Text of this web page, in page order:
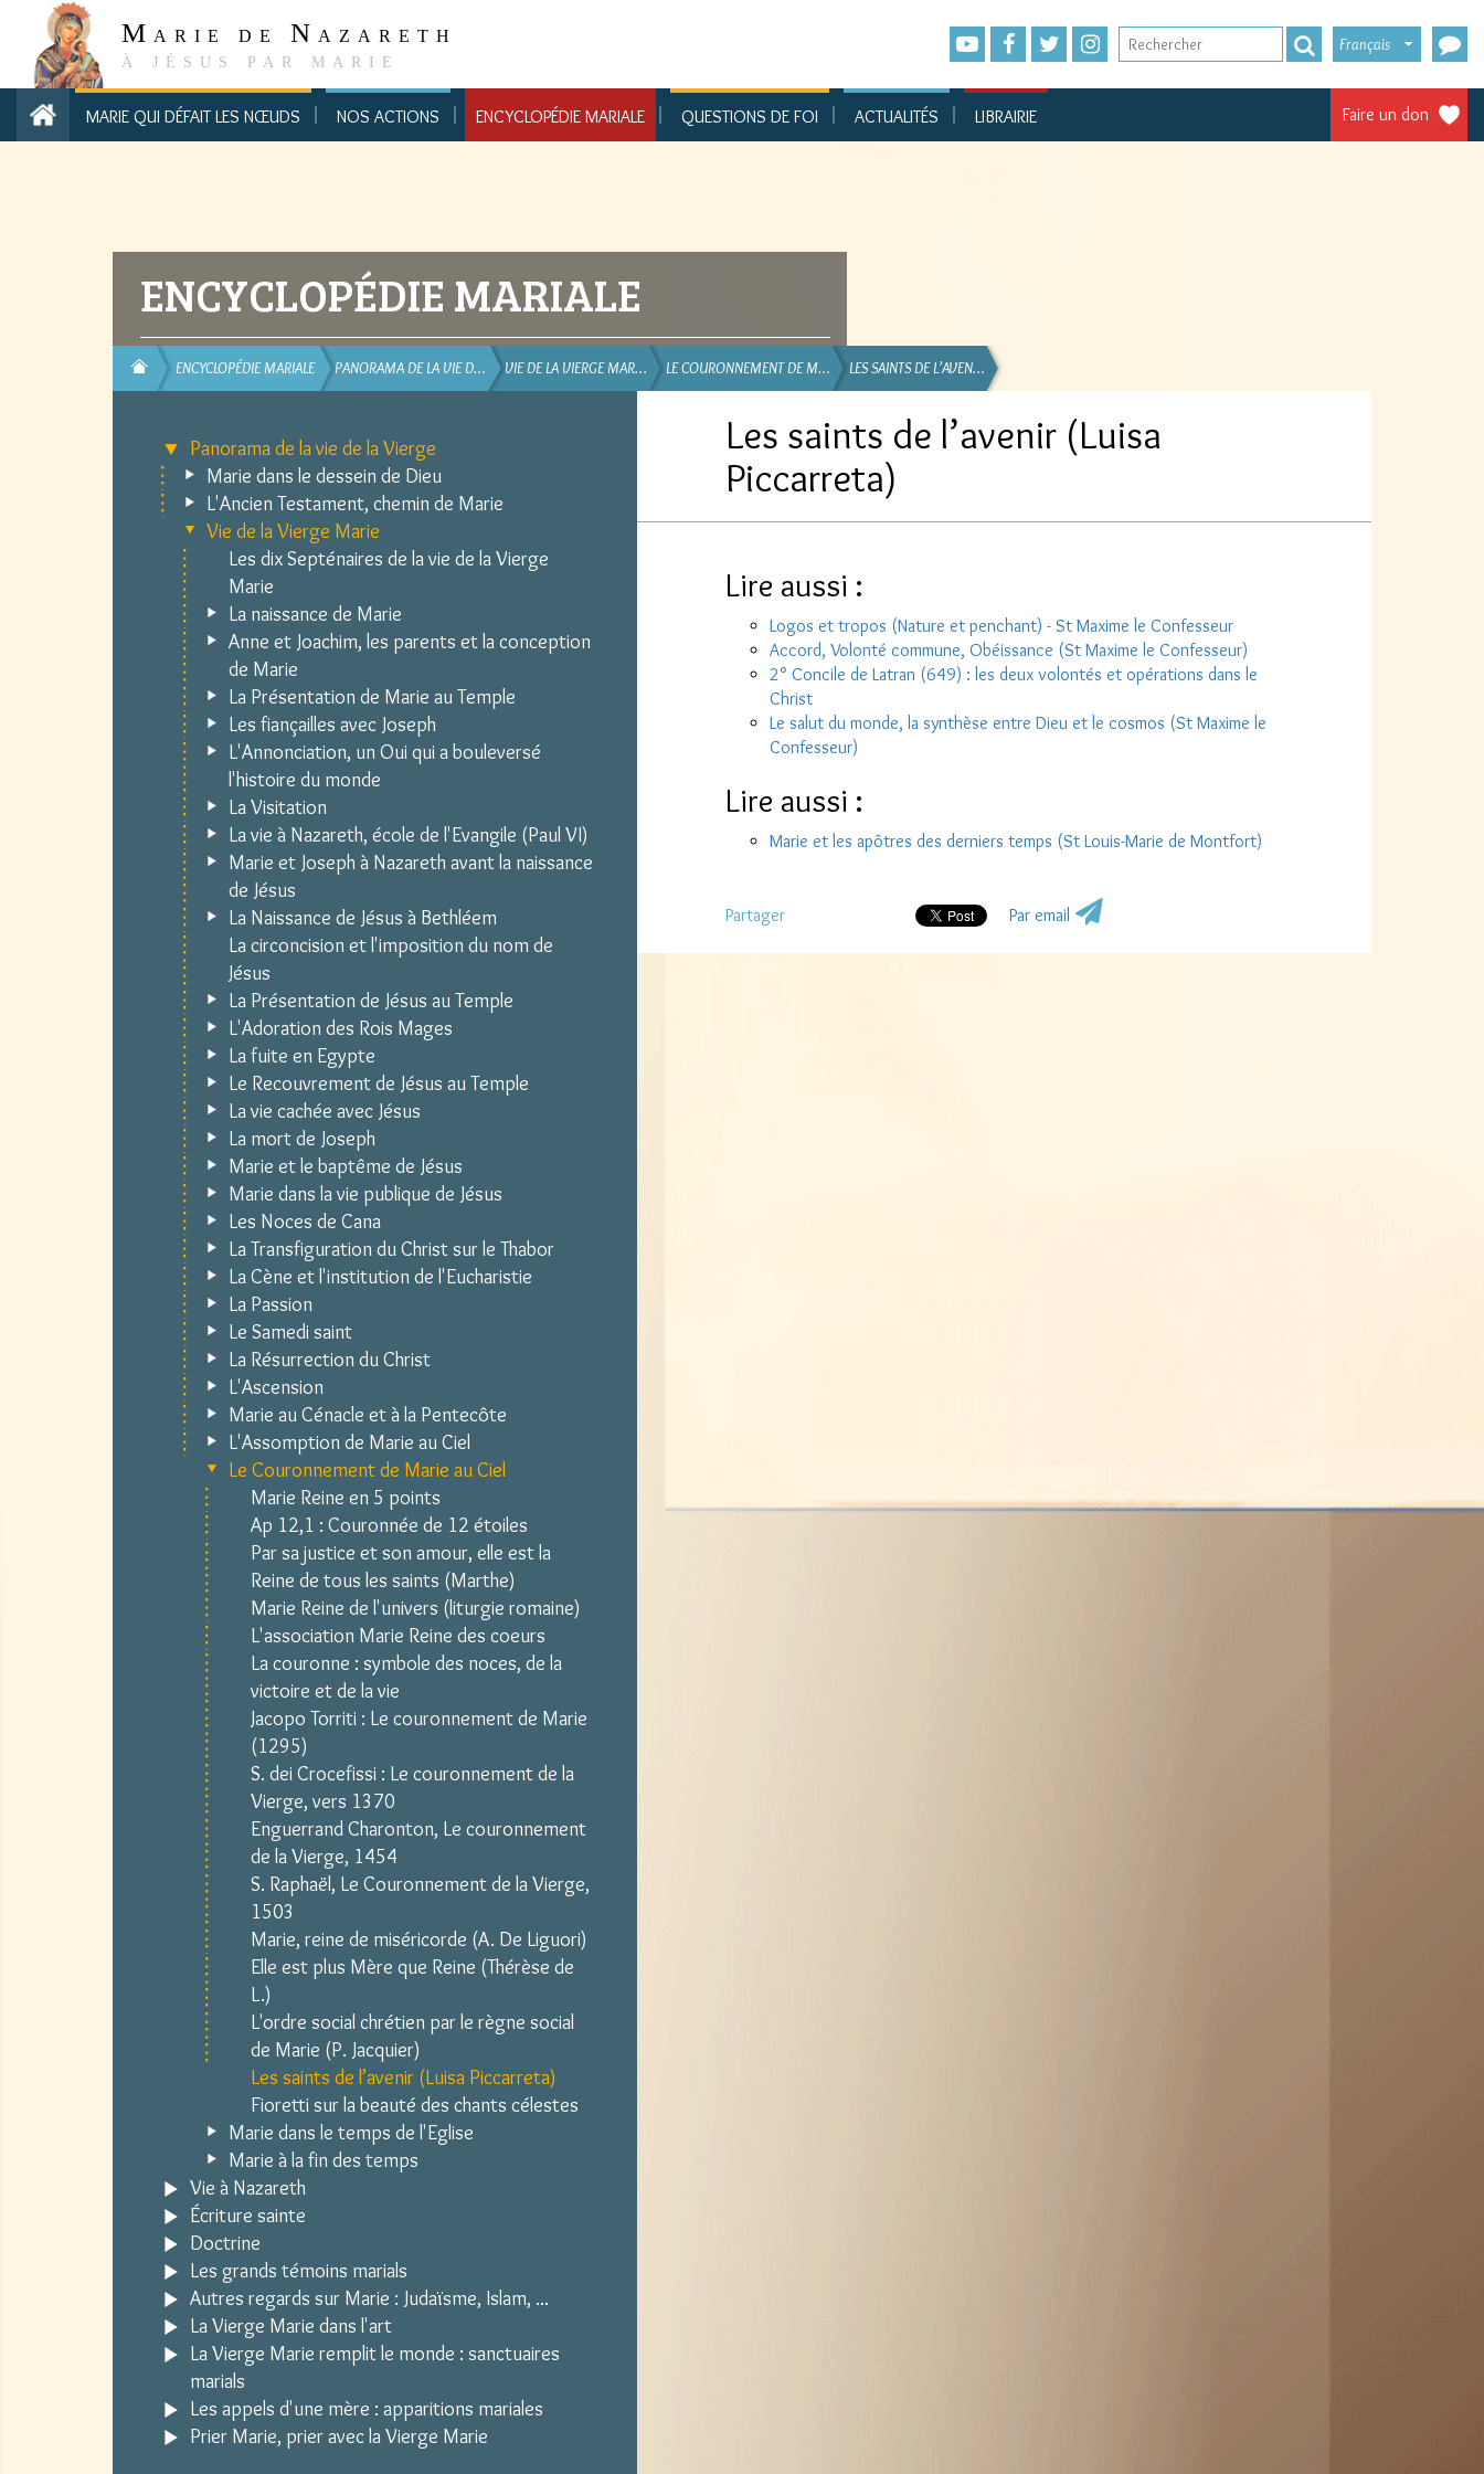
M ARIE DE N AZARETH
À JÉSUS PAR MARIE
Français
Faire un don
MARIE QUI DÉFAIT LES NŒUDS NOS ACTIONS ENCYCLOPÉDIE MARIALE QUESTIONS DE FOI ACTUALITÉS LIBRAIRIE
ENCYCLOPÉDIE MARIALE
ENCYCLOPÉDIE MARIALE PANORAMA DE LA VIE D… VIE DE LA VIERGE MAR… LE COURONNEMENT DE M… LES SAINTS DE L’AVEN…
Panorama de la vie de la Vierge
Marie dans le dessein de Dieu
L'Ancien Testament, chemin de Marie
Vie de la Vierge Marie
Les dix Septénaires de la vie de la Vierge
Marie
La naissance de Marie
Anne et Joachim, les parents et la conception
de Marie
La Présentation de Marie au Temple
Les fiançailles avec Joseph
L'Annonciation, un Oui qui a bouleversé
l'histoire du monde
La Visitation
La vie à Nazareth, école de l'Evangile (Paul VI)
Marie et Joseph à Nazareth avant la naissance
de Jésus
La Naissance de Jésus à Bethléem
La circoncision et l'imposition du nom de
Jésus
La Présentation de Jésus au Temple
L'Adoration des Rois Mages
La fuite en Egypte
Le Recouvrement de Jésus au Temple
La vie cachée avec Jésus
La mort de Joseph
Marie et le baptême de Jésus
Marie dans la vie publique de Jésus
Les Noces de Cana
La Transfiguration du Christ sur le Thabor
La Cène et l'institution de l'Eucharistie
La Passion
Le Samedi saint
La Résurrection du Christ
L'Ascension
Marie au Cénacle et à la Pentecôte
L'Assomption de Marie au Ciel
Le Couronnement de Marie au Ciel
Marie Reine en 5 points
Ap 12,1 : Couronnée de 12 étoiles
Par sa justice et son amour, elle est la
Reine de tous les saints (Marthe)
Marie Reine de l'univers (liturgie romaine)
L'association Marie Reine des coeurs
La couronne : symbole des noces, de la
victoire et de la vie
Jacopo Torriti : Le couronnement de Marie
(1295)
S. dei Crocefissi : Le couronnement de la
Vierge, vers 1370
Enguerrand Charonton, Le couronnement
de la Vierge, 1454
S. Raphaël, Le Couronnement de la Vierge,
1503
Marie, reine de miséricorde (A. De Liguori)
Elle est plus Mère que Reine (Thérèse de
L.)
L'ordre social chrétien par le règne social
de Marie (P. Jacquier)
Les saints de l’avenir (Luisa Piccarreta)
Fioretti sur la beauté des chants célestes
Marie dans le temps de l'Eglise
Marie à la fin des temps
Vie à Nazareth
Écriture sainte
Doctrine
Les grands témoins marials
Autres regards sur Marie : Judaïsme, Islam, ...
La Vierge Marie dans l'art
La Vierge Marie remplit le monde : sanctuaires
marials
Les appels d'une mère : apparitions mariales
Prier Marie, prier avec la Vierge Marie
Les saints de l’avenir (Luisa
Piccarreta)
Lire aussi :
Logos et tropos (Nature et penchant) - St Maxime le Confesseur
Accord, Volonté commune, Obéissance (St Maxime le Confesseur)
2° Concile de Latran (649) : les deux volontés et opérations dans le
Christ
Le salut du monde, la synthèse entre Dieu et le cosmos (St Maxime le
Confesseur)
Lire aussi :
Marie et les apôtres des derniers temps (St Louis-Marie de Montfort)
Partager Par email